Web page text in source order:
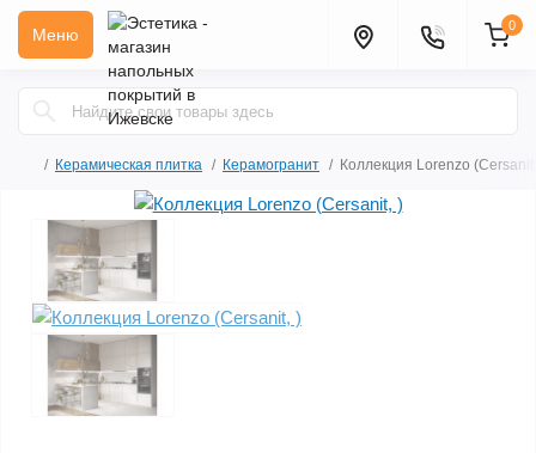
Меню 0
Керамическая плитка Керамогранит Коллекция Lorenzo